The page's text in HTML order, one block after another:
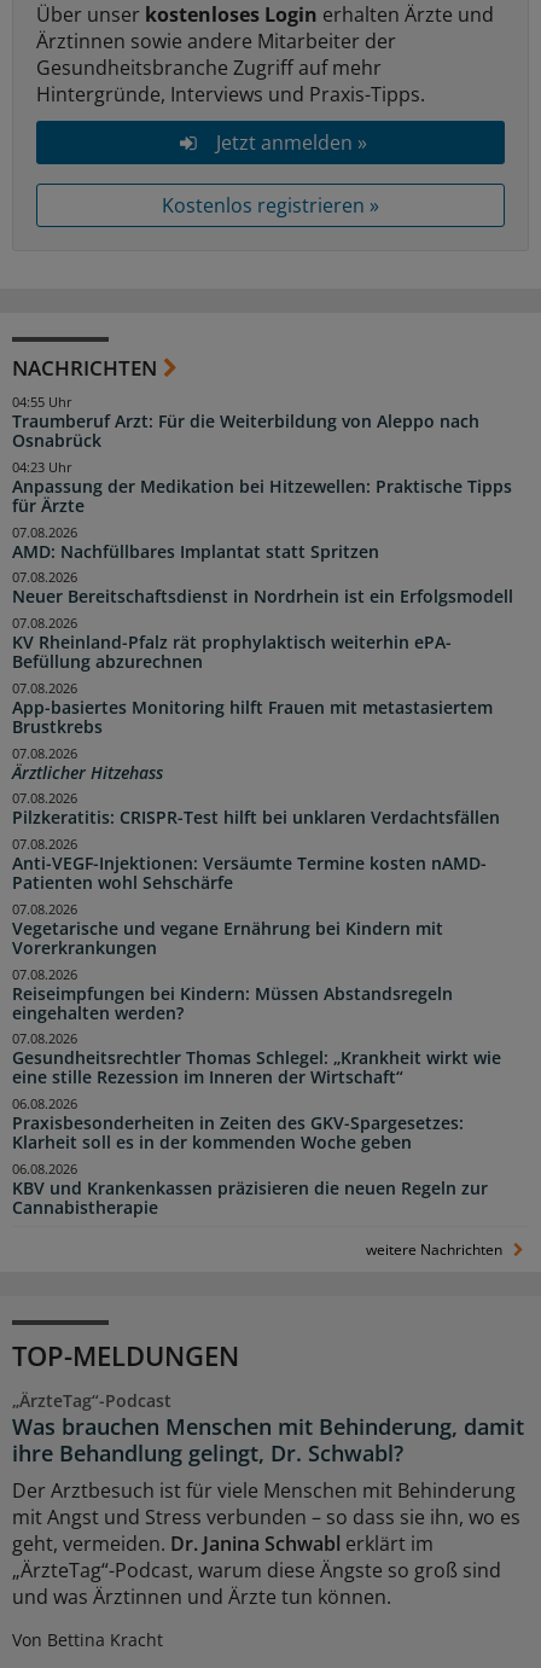
Über unser kostenloses Login erhalten Ärzte und
Ärztinnen sowie andere Mitarbeiter der
Gesundheitsbranche Zugriff auf mehr
Hintergründe, Interviews und Praxis-Tipps.
Jetzt anmelden »
Kostenlos registrieren »
NACHRICHTEN
Traumberuf Arzt: Für die Weiterbildung von Aleppo nach
Osnabrück
04:55 Uhr
Anpassung der Medikation bei Hitzewellen: Praktische Tipps
für Ärzte
04:23 Uhr
AMD: Nachfüllbares Implantat statt Spritzen
07.08.2026
Neuer Bereitschaftsdienst in Nordrhein ist ein Erfolgsmodell
07.08.2026
KV Rheinland-Pfalz rät prophylaktisch weiterhin ePA-
Befüllung abzurechnen
07.08.2026
App-basiertes Monitoring hilft Frauen mit metastasiertem
Brustkrebs
07.08.2026
Ärztlicher Hitzehass
07.08.2026
Pilzkeratitis: CRISPR-Test hilft bei unklaren Verdachtsfällen
07.08.2026
Anti-VEGF-Injektionen: Versäumte Termine kosten nAMD-
Patienten wohl Sehschärfe
07.08.2026
Vegetarische und vegane Ernährung bei Kindern mit
Vorerkrankungen
07.08.2026
Reiseimpfungen bei Kindern: Müssen Abstandsregeln
eingehalten werden?
07.08.2026
Gesundheitsrechtler Thomas Schlegel: „Krankheit wirkt wie
eine stille Rezession im Inneren der Wirtschaft“
07.08.2026
Praxisbesonderheiten in Zeiten des GKV-Spargesetzes:
Klarheit soll es in der kommenden Woche geben
06.08.2026
KBV und Krankenkassen präzisieren die neuen Regeln zur
Cannabistherapie
06.08.2026
weitere Nachrichten
TOP-MELDUNGEN
„ÄrzteTag“-Podcast
Was brauchen Menschen mit Behinderung, damit
ihre Behandlung gelingt, Dr. Schwabl?
Der Arztbesuch ist für viele Menschen mit Behinderung
mit Angst und Stress verbunden – so dass sie ihn, wo es
geht, vermeiden. Dr. Janina Schwabl erklärt im
„ÄrzteTag“-Podcast, warum diese Ängste so groß sind
und was Ärztinnen und Ärzte tun können.
Von Bettina Kracht